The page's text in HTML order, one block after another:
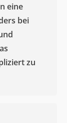
eine
bei
zu